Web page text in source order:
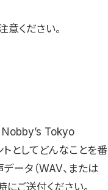
ください。
Nobby’s Tokyo
としてどんなことを番
ータ（WAV、または
ご送付ください。